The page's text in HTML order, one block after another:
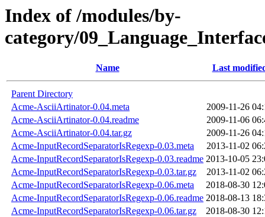
Index of /modules/by-
category/
Name Last
Parent Directory
Acme-AsciiArtinator-0.04.meta
2009-11-26
Acme-AsciiArtinator-0.04.readme
2009-11-06
Acme-AsciiArtinator-0.04.tar.gz
2009-11-26
Acme-InputRecordSeparatorIsRegexp-0.03.meta
2013-11-02
Acme-InputRecordSeparatorIsRegexp-0.03.readme 2013-10-05
Acme-InputRecordSeparatorIsRegexp-0.03.tar.gz
2013-11-02
Acme-InputRecordSeparatorIsRegexp-0.06.meta
2018-08-30
Acme-InputRecordSeparatorIsRegexp-0.06.readme 2018-08-13
Acme-InputRecordSeparatorIsRegexp-0.06.tar.gz
2018-08-30